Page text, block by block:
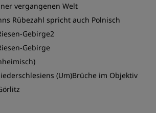
vergangenen Welt
Rübezahl spricht auch Polnisch
Gebirge2
Gebirge
(Um)Brüche im Objektiv